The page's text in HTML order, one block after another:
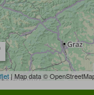
| Map data ©